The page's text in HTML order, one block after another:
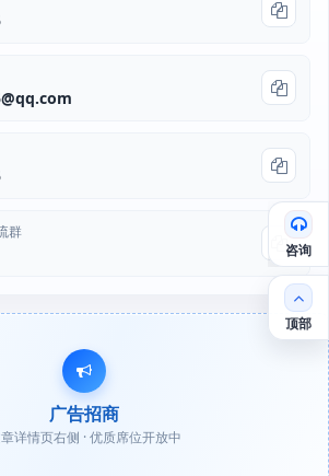
群
广告招商
详情页右侧 · 优质席位开放中
咨询
顶部